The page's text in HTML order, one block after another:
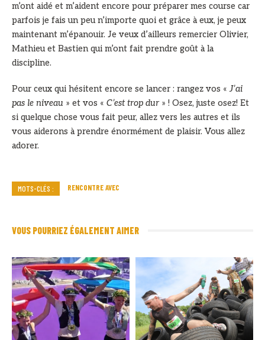
m’ont aidé et m’aident encore pour préparer mes course car
parfois je fais un peu n’importe quoi et grâce à eux, je peux
maintenant m’épanouir. Je veux d’ailleurs remercier Olivier,
Mathieu et Bastien qui m’ont fait prendre goût à la
discipline.
Pour ceux qui hésitent encore se lancer : rangez vos «J’ai
pas le niveau » et vos « C’est trop dur» ! Osez, juste osez! Et
si quelque chose vous fait peur, allez vers les autres et ils
vous aiderons à prendre énormément de plaisir. Vous allez
adorer.
MOTS-CLÉS : RENCONTRE AVEC
VOUS POURRIEZ ÉGALEMENT AIMER